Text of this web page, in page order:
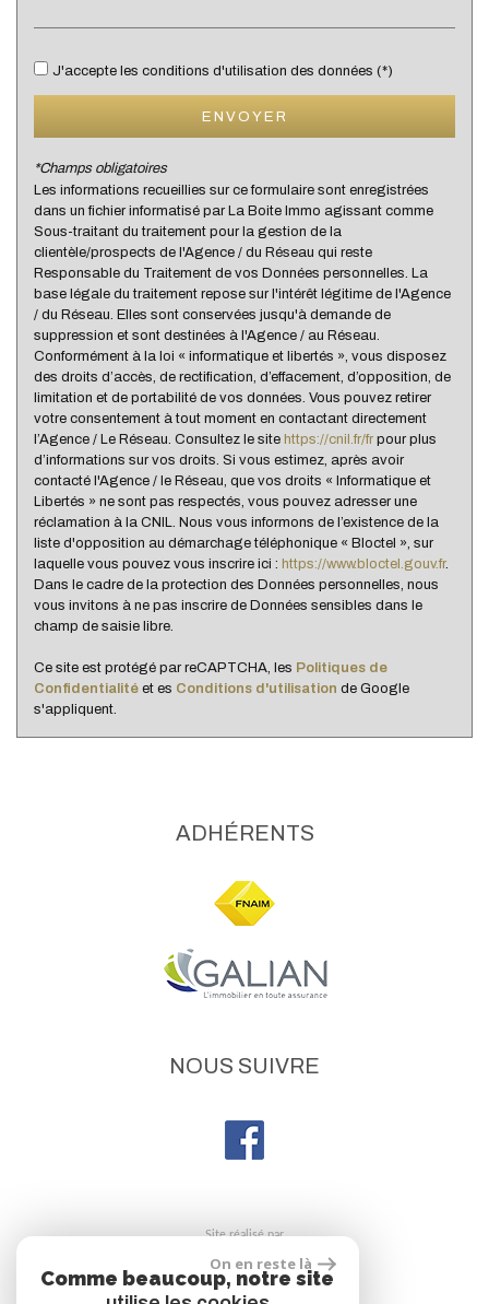
Mairie
statistiques
Nombre d'habitants
3 522
Propriétaires (vs. locataires)
Taxe habitation
15,54 %
Taxe foncière
Habitants de moins de 25 ans
28,02 %
Habitants de 25 à 55 ans
34,13 %
Habitants de plus de 55 ans
37,85 %
Nombre d'enfants par famille
Familles sans enfant
53,88 %
Familles avec 1 ou 2 enfants
35,92 %
Maisons
57,46 %
Appartements
42,54 %
Familles avec 3 enfants
J'accepte les conditions d'utilisation des données (*)
ENVOYER
*Champs obligatoires
Les informations recueillies sur ce formulaire sont enregistrées
dans un fichier informatisé par La Boite Immo agissant comme
Sous-traitant du traitement pour la gestion de la
clientèle/prospects de l'Agence / du Réseau qui reste
Responsable du Traitement de vos Données personnelles. La
base légale du traitement repose sur l'intérêt légitime de l'Agence
/ du Réseau. Elles sont conservées jusqu'à demande de
suppression et sont destinées à l'Agence / au Réseau.
Conformément à la loi « informatique et libertés », vous disposez
des droits d’accès, de rectification, d’effacement, d’opposition, de
limitation et de portabilité de vos données. Vous pouvez retirer
votre consentement à tout moment en contactant directement
l’Agence / Le Réseau. Consultez le site https://cnil.fr/fr pour plus
d’informations sur vos droits. Si vous estimez, après avoir
contacté l'Agence / le Réseau, que vos droits « Informatique et
Libertés » ne sont pas respectés, vous pouvez adresser une
réclamation à la CNIL. Nous vous informons de l’existence de la
liste d'opposition au démarchage téléphonique « Bloctel », sur
laquelle vous pouvez vous inscrire ici : https://www.bloctel.gouv.fr.
Dans le cadre de la protection des Données personnelles, nous
vous invitons à ne pas inscrire de Données sensibles dans le
champ de saisie libre.
Ce site est protégé par reCAPTCHA, les Politiques de
Confidentialité et es Conditions d'utilisation de Google
s'appliquent.
NOUS SUIVRE
ADHÉRENTS
site réalisé par
On en reste là
Comme beaucoup, notre site